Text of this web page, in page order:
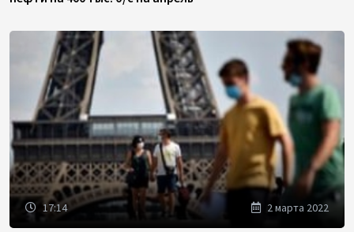
17:14 2 марта 2022